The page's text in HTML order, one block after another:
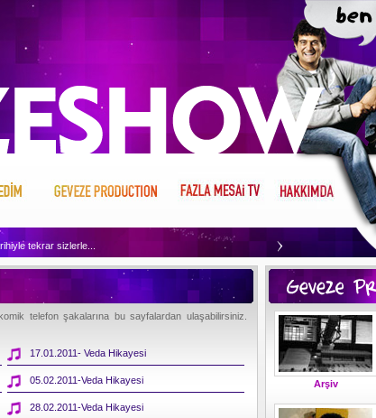
tekrar sizlerle...
için tıklayın...
merak ediyor musunuz, haydi tıklayın ve görün...
için ne kopuyormuş biliyor musunuz, tıklayın ve öğrenin...
telefon şakalarına bu sayfalardan ulaşabilirsiniz.
17.01.2011- Veda Hikayesi
05.02.2011-Veda Hikayesi
28.02.2011-Veda Hikayesi
Arşiv